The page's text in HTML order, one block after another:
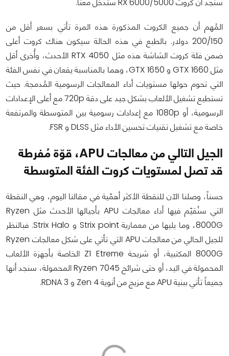
المُهم أن جميع الكروت المذكورة هذه المرة تأتي بسعر أقل من
200/150 دولار. بالطبع في هذه الحالة سيكون هناك كروت أعلى
ضمن فئة كروت الشاشة هذه مثل RTX 4050 الأحدث، وأُخرى أقل
مثل GTX 1660 و GTX 1650، وهما بالمناسبة يقعان في نفس الفئة
التي تحوم حولها مستويات أداء المعالجات الرسومية المُدمجة. حيث
تستطيع تشغيل الألعاب بشكل جيد على دقة 720p مع أعلى الإعدادات
الرسومية، أو 1080p مع إعدادات رسومية بين المتوسطة والمرتفعة
خاصة مع تشغيل تقنيات تحسين الأداء مثل DLSS و FSR.
الجيل التالي من معالجات APU، قوّة مُفرطة
قد تصل لمستويات كروت الفئة المتوسطة
حسناً، وصلنا الآن للنقطة الأكثر أهمّية في مقالنا اليوم، وهي النقطة
التي سنُقيّم فيها أداء معالجات APU بأجيالها الأحدث مثل Ryzen
8000G، وما يليها من معمارية Strix point و Strix Halo. فبالنظر
للجيل الحالي من معالجات APU التي تأتي على شكل معالجات Ryzen
8000G المكتبية، أو شريحة Z1 Etreme الخاصة بأجهزة الألعاب
المحمولة في اليد، أو حتى شرائح Ryzen 7045 المحمولة، سنجد أنها
جميعاً تأتي ببنية APU مع مزيج من أنوية Zen 4 و RDNA 3.